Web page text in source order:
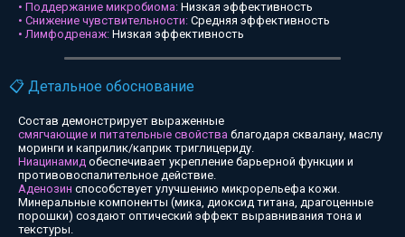
• Поддержание микробиома: Низкая эффективность
• Снижение чувствительности: Средняя эффективность
• Лимфодренаж: Низкая эффективность
📋 Детальное обоснование
Состав демонстрирует выраженные
смягчающие и питательные свойства благодаря сквалану, маслу
моринги и каприлик/каприк триглицериду.
Ниацинамид обеспечивает укрепление барьерной функции и
противовоспалительное действие.
Аденозин способствует улучшению микрорельефа кожи.
Минеральные компоненты (мика, диоксид титана, драгоценные
порошки) создают оптический эффект выравнивания тона и
текстуры.